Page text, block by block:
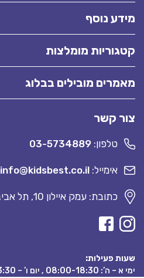
מידע נוסף
קטגוריות מומלצות
מאמרים מובילים בבלוג
צור קשר
טלפון: 03-5734889
אימייל: info@kidsbest.co.il
כתובת: עמק איילון 10, תל אביב.
שעות פעילות:
ימי א – ה’: 08:00-18:30 , יום ו’ – 08:00-13:30